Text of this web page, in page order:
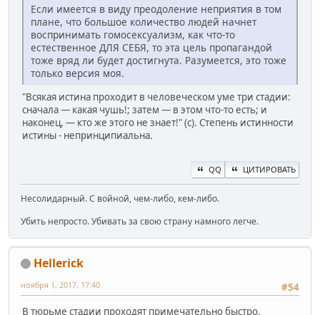
Если имеется в виду преодоление неприятия в том
плане, что большое количество людей начнет
воспринимать гомосексуализм, как что-то
естественное ДЛЯ СЕБЯ, то эта цель пропагандой
тоже вряд ли будет достигнута. Разумеется, это тоже
только версия моя.
"Всякая истина проходит в человеческом уме три стадии:
сначала — какая чушь!; затем — в этом что-то есть; и
наконец, — кто же этого не знает!" (с). Степень истинности
истины - непринципиальна.
QQ ЦИТИРОВАТЬ
Несолидарный. С войной, чем-либо, кем-либо.
Убить непросто. Убивать за свою страну намного легче.
Hellerick
#54
ноября 1, 2017, 17:40
В тюрьме стадии проходят примечательно быстро.